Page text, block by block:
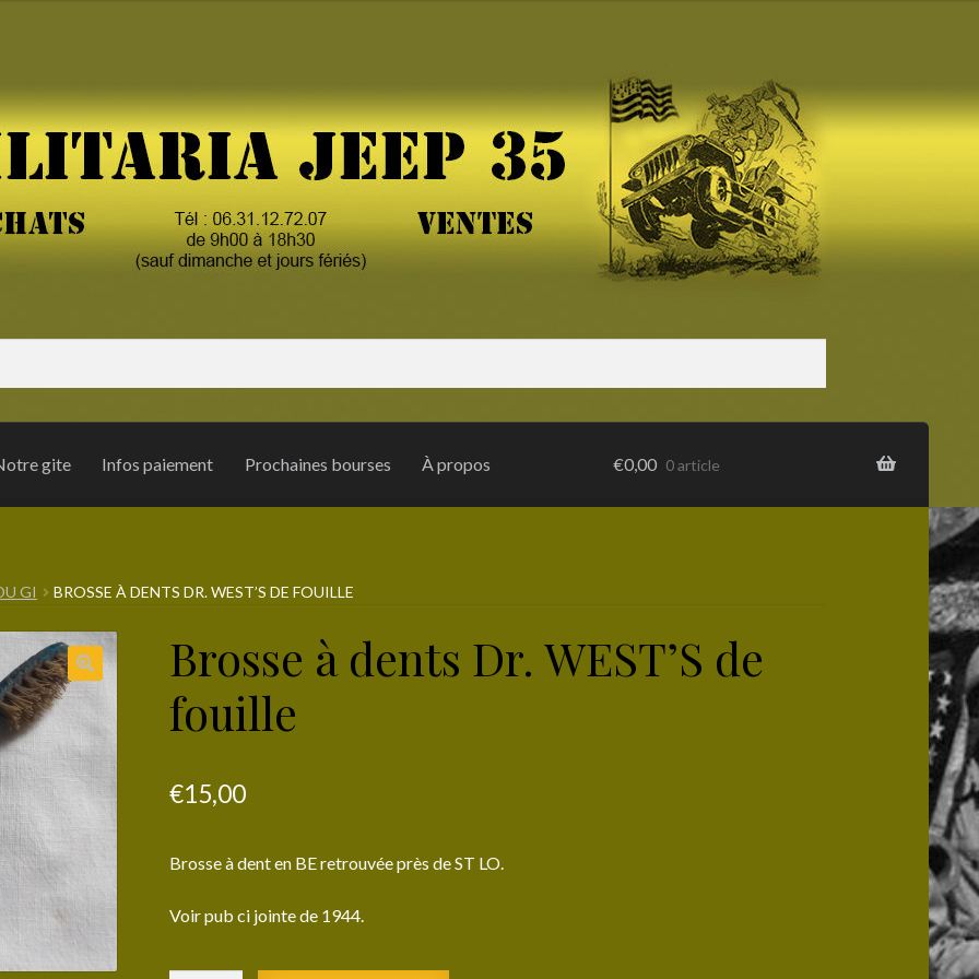
gite Infos paiement Prochaines bourses À propos €0,00 0 article
GI BROSSE À DENTS DR. WEST’S DE FOUILLE
Brosse à dents Dr. WEST’S de
fouille
€15,00
Brosse à dent en BE retrouvée près de ST LO.
Voir pub ci jointe de 1944.